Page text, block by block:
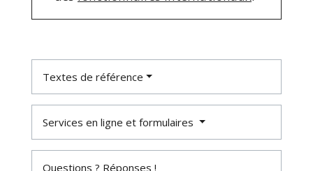
Textes de référence
Services en ligne et formulaires
Questions ? Réponses !